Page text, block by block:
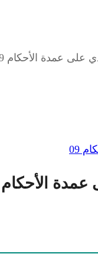
عمدة الأحكام 09
09
الأحكام 09